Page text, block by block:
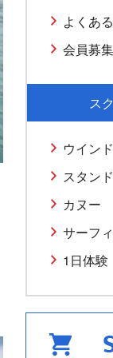
よくあ
会員募集
ス
ウイン
スタン
カヌー
サーフ
1日体験